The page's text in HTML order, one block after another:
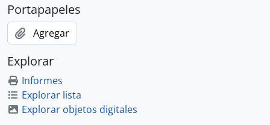
Portapapeles
Agregar
Explorar
Informes
Explorar lista
Explorar objetos digitales